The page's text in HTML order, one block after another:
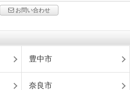
お問い合わせ
豊中市
奈良市